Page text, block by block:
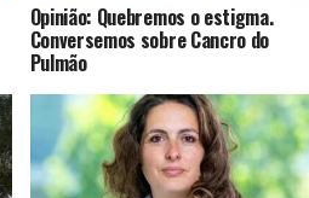
Opinião: Quebremos o estigma.
Conversemos sobre Cancro do
Pulmão